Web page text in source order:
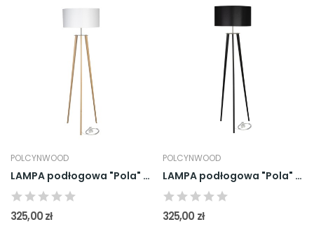
POLCYNWOOD
LAMPA podłogowa "Pola" Natura
325,00 zł
POLCYNWOOD
LAMPA podłogowa "Pola" Czarna
325,00 zł